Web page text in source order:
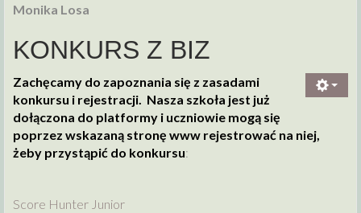
Monika Losa
KONKURS Z BIZ
Zachęcamy do zapoznania się z zasadami
konkursu i rejestracji. Nasza szkoła jest już
dołączona do platformy i uczniowie mogą się
poprzez wskazaną stronę www rejestrować na niej,
żeby przystąpić do konkursu:
Score Hunter Junior